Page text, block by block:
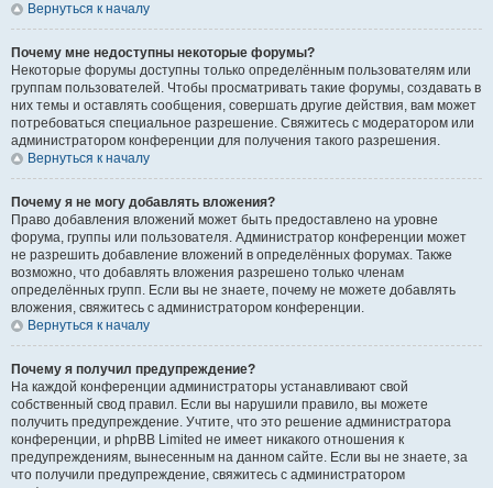
Вернуться к началу
Почему мне недоступны некоторые форумы?
Некоторые форумы доступны только определённым пользователям или
группам пользователей. Чтобы просматривать такие форумы, создавать в
них темы и оставлять сообщения, совершать другие действия, вам может
потребоваться специальное разрешение. Свяжитесь с модератором или
администратором конференции для получения такого разрешения.
Вернуться к началу
Почему я не могу добавлять вложения?
Право добавления вложений может быть предоставлено на уровне
форума, группы или пользователя. Администратор конференции может
не разрешить добавление вложений в определённых форумах. Также
возможно, что добавлять вложения разрешено только членам
определённых групп. Если вы не знаете, почему не можете добавлять
вложения, свяжитесь с администратором конференции.
Вернуться к началу
Почему я получил предупреждение?
На каждой конференции администраторы устанавливают свой
собственный свод правил. Если вы нарушили правило, вы можете
получить предупреждение. Учтите, что это решение администратора
конференции, и phpBB Limited не имеет никакого отношения к
предупреждениям, вынесенным на данном сайте. Если вы не знаете, за
что получили предупреждение, свяжитесь с администратором